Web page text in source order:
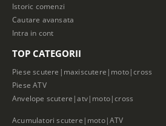
Istoric comenzi
Cautare avansata
Intra in cont
TOP CATEGORII
Piese scutere|maxiscutere|moto|cross
Piese ATV
Anvelope scutere|atv|moto|cross
Acumulatori scutere|moto|ATV